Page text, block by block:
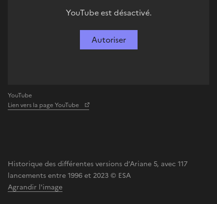
YouTube est désactivé.
Autoriser
YouTube
Lien vers la page YouTube
Historique des différentes versions d’Ariane 5, avec 117
lancements entre 1996 et 2023 © ESA
Agrandir l'image